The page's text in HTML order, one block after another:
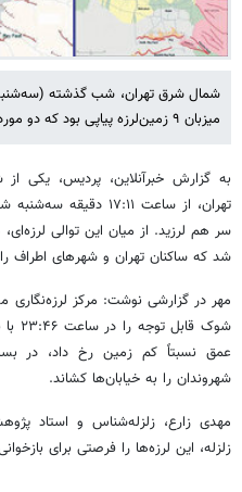
شمال شرق تهران، شب گذشته
میزبان ۹ زمین‌لرزه پیاپی بود که دو مورد از آنها بزرگای بیش از ۴ ریشتر داشتند.
به گزارش خبرآنلاین، پردیس، یکی
شد که ساکنان تهران و شهرهای اطراف
مهر در گزارشی نوشت: مرکز لرزه‌نگاری
عمق نسبتاً کم زمین رخ داد، در
شهروندان را به خیابان‌ها کشاند.
مهدی زارع، زلزله‌شناس و استاد
زلزله، این لرزه‌ها را فرصتی برای